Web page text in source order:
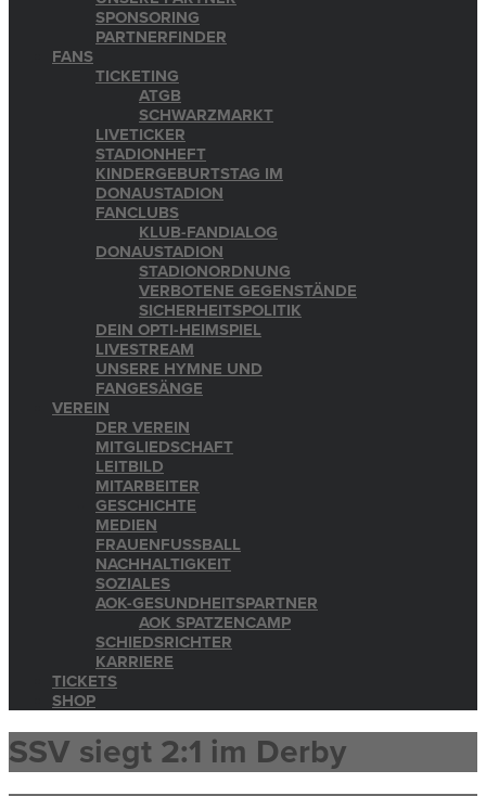
SPONSORING
PARTNERFINDER
FANS
TICKETING
ATGB
SCHWARZMARKT
LIVETICKER
STADIONHEFT
KINDERGEBURTSTAG IM
DONAUSTADION
FANCLUBS
KLUB-FANDIALOG
DONAUSTADION
STADIONORDNUNG
VERBOTENE GEGENSTÄNDE
SICHERHEITSPOLITIK
DEIN OPTI-HEIMSPIEL
LIVESTREAM
UNSERE HYMNE UND
FANGESÄNGE
VEREIN
DER VEREIN
MITGLIEDSCHAFT
LEITBILD
MITARBEITER
GESCHICHTE
MEDIEN
FRAUENFUSSBALL
NACHHALTIGKEIT
SOZIALES
AOK-GESUNDHEITSPARTNER
AOK SPATZENCAMP
SCHIEDSRICHTER
KARRIERE
TICKETS
SHOP
SSV siegt 2:1 im Derby